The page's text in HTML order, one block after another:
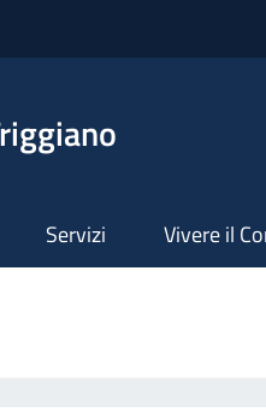
Servizi Vivere il